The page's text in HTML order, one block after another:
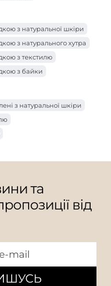
з натуральної шкіри
з натурального хутра
з текстилю
з байки
з натуральної шкіри
та
від